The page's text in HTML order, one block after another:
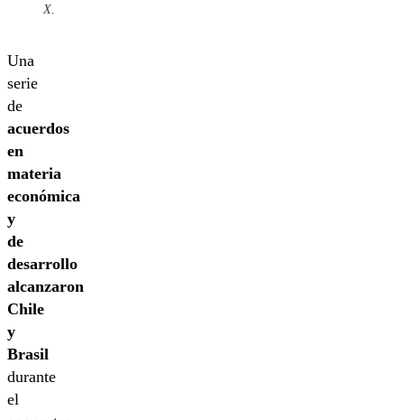
X.
Una
serie
de
acuerdos
en
materia
económica
y
de
desarrollo
alcanzaron
Chile
y
Brasil
durante
el